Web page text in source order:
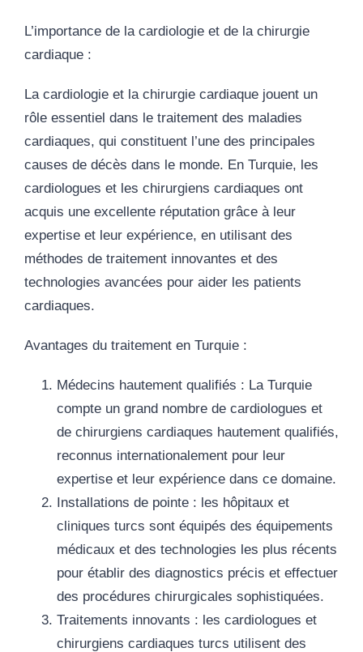
L’importance de la cardiologie et de la chirurgie
cardiaque :
La cardiologie et la chirurgie cardiaque jouent un
rôle essentiel dans le traitement des maladies
cardiaques, qui constituent l’une des principales
causes de décès dans le monde. En Turquie, les
cardiologues et les chirurgiens cardiaques ont
acquis une excellente réputation grâce à leur
expertise et leur expérience, en utilisant des
méthodes de traitement innovantes et des
technologies avancées pour aider les patients
cardiaques.
Avantages du traitement en Turquie :
Médecins hautement qualifiés : La Turquie
compte un grand nombre de cardiologues et
de chirurgiens cardiaques hautement qualifiés,
reconnus internationalement pour leur
expertise et leur expérience dans ce domaine.
Installations de pointe: les hôpitaux et
cliniques turcs sont équipés des équipements
médicaux et des technologies les plus récents
pour établir des diagnostics précis et effectuer
des procédures chirurgicales sophistiquées.
Traitements innovants : les cardiologues et
chirurgiens cardiaques turcs utilisent des